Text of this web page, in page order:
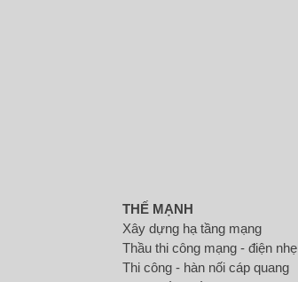
THẾ MẠNH
Xây dựng hạ tầng mạng
Thầu thi công mạng - điện nhẹ
Thi công - hàn nối cáp quang